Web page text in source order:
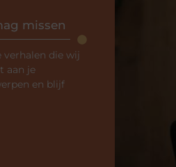
missen
verhalen die wij
aan je
en blijf